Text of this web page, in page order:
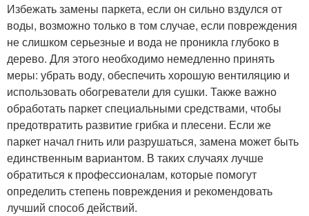
Избежать замены паркета, если он сильно вздулся от
воды, возможно только в том случае, если повреждения
не слишком серьезные и вода не проникла глубоко в
дерево. Для этого необходимо немедленно принять
меры: убрать воду, обеспечить хорошую вентиляцию и
использовать обогреватели для сушки. Также важно
обработать паркет специальными средствами, чтобы
предотвратить развитие грибка и плесени. Если же
паркет начал гнить или разрушаться, замена может быть
единственным вариантом. В таких случаях лучше
обратиться к профессионалам, которые помогут
определить степень повреждения и рекомендовать
лучший способ действий.